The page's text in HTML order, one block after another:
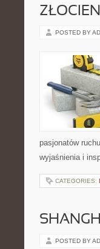
POSTED BY
pasjonatów
wyjaśnienia i
CATEGORIES:
POSTED BY